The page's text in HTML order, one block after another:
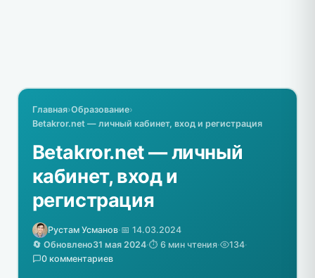
Главная›Образование›
Betakror.net — личный кабинет, вход и регистрация
Betakror.net — личный
кабинет, вход и
регистрация
Рустам Усманов·📅 14.03.2024
🔄 Обновлено31 мая 2024·⏱️ 6 мин чтения· 134·
0 комментариев